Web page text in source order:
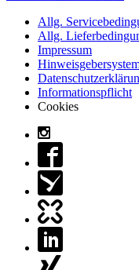
Allg.
Allg.
Impressum
Informationspflicht
Cookies